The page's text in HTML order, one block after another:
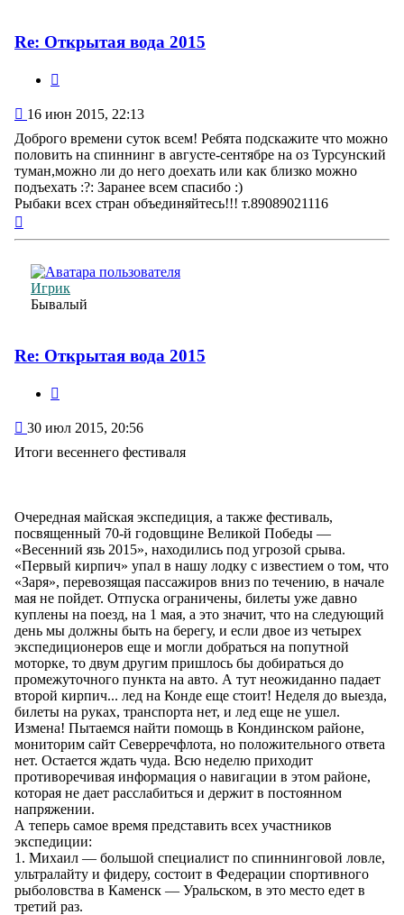
Re: Открытая вода 2015
Сообщение
16 июн 2015, 22:13
Доброго времени суток всем! Ребята подскажите что можно
половить на спиннинг в августе-сентябре на оз Турсунский
туман,можно ли до него доехать или как близко можно
подъехать :?: Заранее всем спасибо :)
Рыбаки всех стран объединяйтесь!!! т.89089021116
Игрик
Бывалый
Re: Открытая вода 2015
Сообщение
30 июл 2015, 20:56
Итоги весеннего фестиваля
Очередная майская экспедиция, а также фестиваль,
посвященный 70-й годовщине Великой Победы —
«Весенний язь 2015», находились под угрозой срыва.
«Первый кирпич» упал в нашу лодку с известием о том, что
«Заря», перевозящая пассажиров вниз по течению, в начале
мая не пойдет. Отпуска ограничены, билеты уже давно
куплены на поезд, на 1 мая, а это значит, что на следующий
день мы должны быть на берегу, и если двое из четырех
экспедиционеров еще и могли добраться на попутной
моторке, то двум другим пришлось бы добираться до
промежуточного пункта на авто. А тут неожиданно падает
второй кирпич... лед на Конде еще стоит! Неделя до выезда,
билеты на руках, транспорта нет, и лед еще не ушел.
Измена! Пытаемся найти помощь в Кондинском районе,
мониторим сайт Северречфлота, но положительного ответа
нет. Остается ждать чуда. Всю неделю приходит
противоречивая информация о навигации в этом районе,
которая не дает расслабиться и держит в постоянном
напряжении.
А теперь самое время представить всех участников
экспедиции:
1. Михаил — большой специалист по спиннинговой ловле,
ультралайту и фидеру, состоит в Федерации спортивного
рыболовства в Каменск — Уральском, в это место едет в
третий раз.